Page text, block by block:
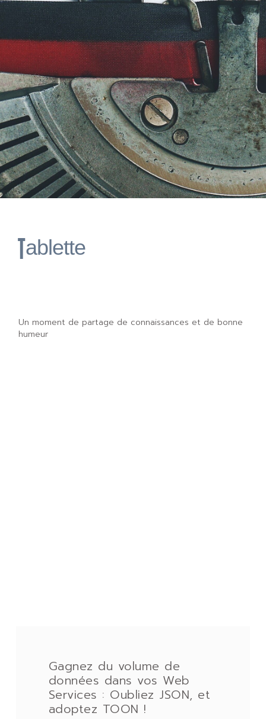
Tablette
Un moment de partage de connaissances et de bonne
humeur
Gagnez du volume de
données dans vos Web
Services : Oubliez JSON, et
adoptez TOON !